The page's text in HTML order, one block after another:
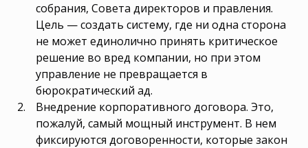
собрания, Совета директоров и правления.
Цель — создать систему, где ни одна сторона
не может единолично принять критическое
решение во вред компании, но при этом
управление не превращается в
бюрократический ад.
Внедрение корпоративного договора. Это,
пожалуй, самый мощный инструмент. В нем
фиксируются договоренности, которые закон